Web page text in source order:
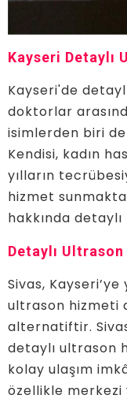
Kayseri Detaylı
Kayseri'de
doktorlar
isimlerden biri de
Kendisi, kadın
yılların
hizmet
hakkında
Detaylı
Sivas,
ultrason hizmeti
alternatiftir.
detaylı ultrason
kolay ulaşım
özellikle merkezi